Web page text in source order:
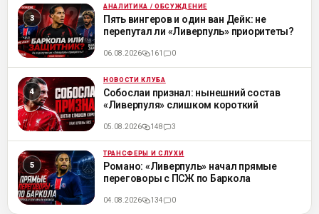
ML АНАЛИТИКА / ОБСУЖДЕНИЕ
Пять вингеров и один ван Дейк: не
перепутал ли «Ливерпуль» приоритеты?
06.08.2026 161 0
ML НОВОСТИ КЛУБА
Собослаи признал: нынешний состав
«Ливерпуля» слишком короткий
05.08.2026 148 3
ML ТРАНСФЕРЫ И СЛУХИ
Романо: «Ливерпуль» начал прямые
переговоры с ПСЖ по Баркола
04.08.2026 134 0